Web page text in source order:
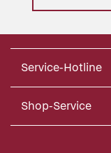
Service-Hotline
Shop-Service